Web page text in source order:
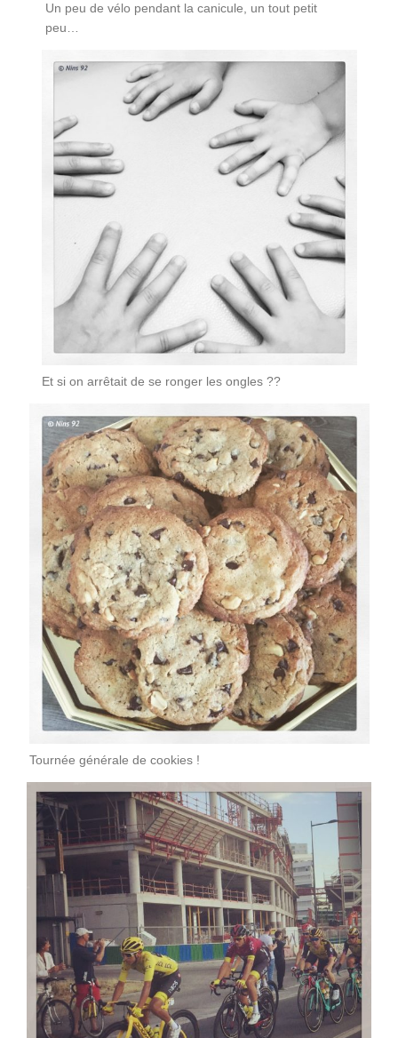
Un peu de vélo pendant la canicule, un tout petit
peu…
Et si on arrêtait de se ronger les ongles ??
Tournée générale de cookies !